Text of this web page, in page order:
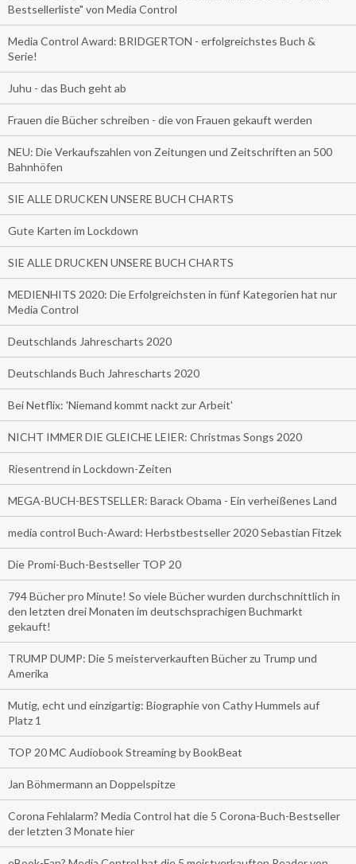
Bestsellerliste" von Media Control
Media Control Award: BRIDGERTON - erfolgreichstes Buch &
Serie!
Juhu - das Buch geht ab
Frauen die Bücher schreiben - die von Frauen gekauft werden
NEU: Die Verkaufszahlen von Zeitungen und Zeitschriften an 500
Bahnhöfen
SIE ALLE DRUCKEN UNSERE BUCH CHARTS
Gute Karten im Lockdown
SIE ALLE DRUCKEN UNSERE BUCH CHARTS
MEDIENHITS 2020: Die Erfolgreichsten in fünf Kategorien hat nur
Media Control
Deutschlands Jahrescharts 2020
Deutschlands Buch Jahrescharts 2020
Bei Netflix: 'Niemand kommt nackt zur Arbeit'
NICHT IMMER DIE GLEICHE LEIER: Christmas Songs 2020
Riesentrend in Lockdown-Zeiten
MEGA-BUCH-BESTSELLER: Barack Obama - Ein verheißenes Land
media control Buch-Award: Herbstbestseller 2020 Sebastian Fitzek
Die Promi-Buch-Bestseller TOP 20
794 Bücher pro Minute! So viele Bücher wurden durchschnittlich in
den letzten drei Monaten im deutschsprachigen Buchmarkt
gekauft!
TRUMP DUMP: Die 5 meisterverkauften Bücher zu Trump und
Amerika
Mutig, echt und einzigartig: Biographie von Cathy Hummels auf
Platz 1
TOP 20 MC Audiobook Streaming by BookBeat
Jan Böhmermann an Doppelspitze
Corona Fehlalarm? Media Control hat die 5 Corona-Buch-Bestseller
der letzten 3 Monate hier